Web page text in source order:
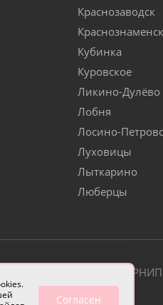
Краснозаводск
Краснознаменск
Кубинка
Куровское
Ликино-Дулёво
Лобня
Лосино-
Луховицы
Лыткарино
Люберцы
| ОГРН/
Согласен